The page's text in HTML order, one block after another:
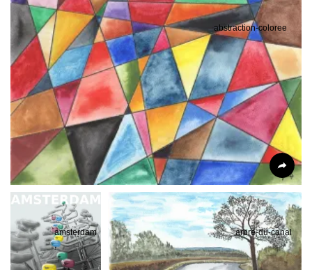
abstraction-coloree
amsterdam arbre-du-canal